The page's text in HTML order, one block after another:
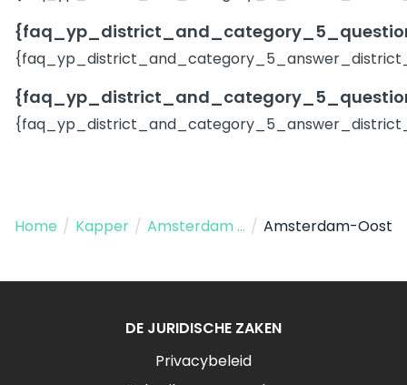
Home / Kapper / Amsterdam NY / Amsterdam-Oost
DE JURIDISCHE ZAKEN
Privacybeleid